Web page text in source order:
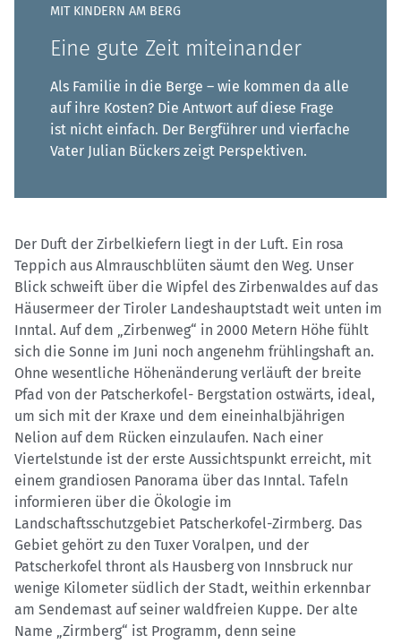
MIT KINDERN AM BERG
Eine gute Zeit miteinander
Als Familie in die Berge – wie kommen da alle
auf ihre Kosten? Die Antwort auf diese Frage
ist nicht einfach. Der Bergführer und vierfache
Vater Julian Bückers zeigt Perspektiven.
Der Duft der Zirbelkiefern liegt in der Luft. Ein rosa
Teppich aus Almrauschblüten säumt den Weg. Unser
Blick schweift über die Wipfel des Zirbenwaldes auf das
Häusermeer der Tiroler Landeshauptstadt weit unten im
Inntal. Auf dem „Zirbenweg“ in 2000 Metern Höhe fühlt
sich die Sonne im Juni noch angenehm frühlingshaft an.
Ohne wesentliche Höhenänderung verläuft der breite
Pfad von der Patscherkofel- Bergstation ostwärts, ideal,
um sich mit der Kraxe und dem eineinhalbjährigen
Nelion auf dem Rücken einzulaufen. Nach einer
Viertelstunde ist der erste Aussichtspunkt erreicht, mit
einem grandiosen Panorama über das Inntal. Tafeln
informieren über die Ökologie im
Landschaftsschutzgebiet Patscherkofel-Zirmberg. Das
Gebiet gehört zu den Tuxer Voralpen, und der
Patscherkofel thront als Hausberg von Innsbruck nur
wenige Kilometer südlich der Stadt, weithin erkennbar
am Sendemast auf seiner waldfreien Kuppe. Der alte
Name „Zirmberg“ ist Programm, denn seine